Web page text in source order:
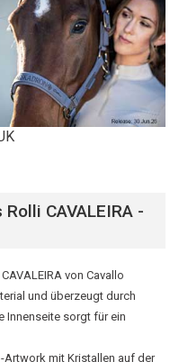
CAVALEIRA -
von Cavallo
und überzeugt durch
Innenseite sorgt für ein
Artwork mit Kristallen auf der